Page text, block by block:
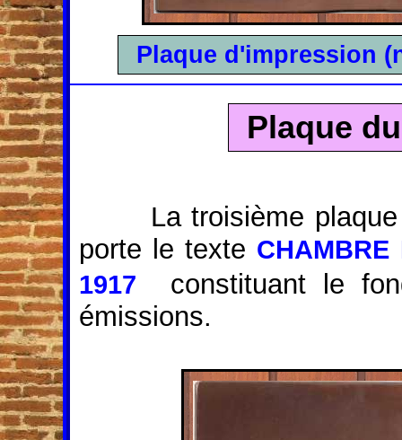
Plaque d'impression
Plaque
La troisième
porte le texte CHAMBRE
1917 constituant le
émissions.